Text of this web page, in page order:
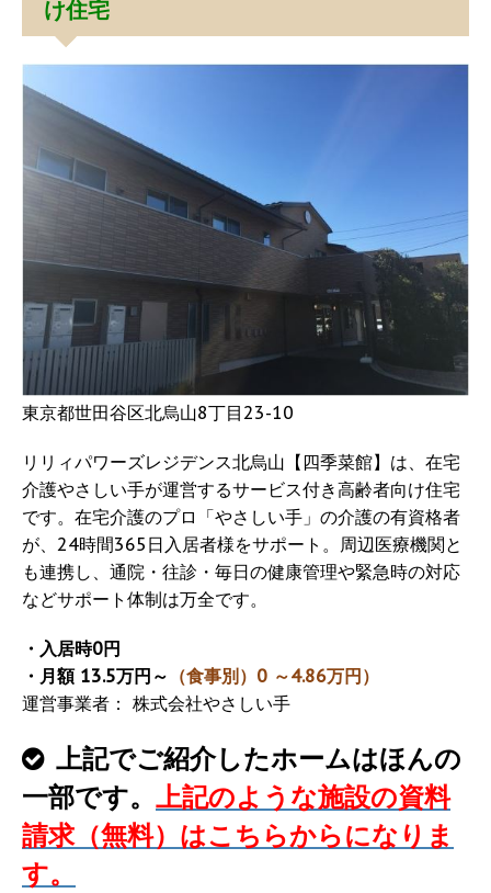
け住宅
東京都世田谷区北烏山8丁目23-10
リリィパワーズレジデンス北烏山【四季菜館】は、在宅
介護やさしい手が運営するサービス付き高齢者向け住宅
です。在宅介護のプロ「やさしい手」の介護の有資格者
が、24時間365日入居者様をサポート。周辺医療機関と
も連携し、通院・往診・毎日の健康管理や緊急時の対応
などサポート体制は万全です。
・入居時0円
・月額 13.5万円～ （食事別）0 ～4.86万円）
運営事業者： 株式会社やさしい手
上記でご紹介したホームはほんの
一部です。 上記のような施設の資料
請求（無料）はこちらからになりま
す。